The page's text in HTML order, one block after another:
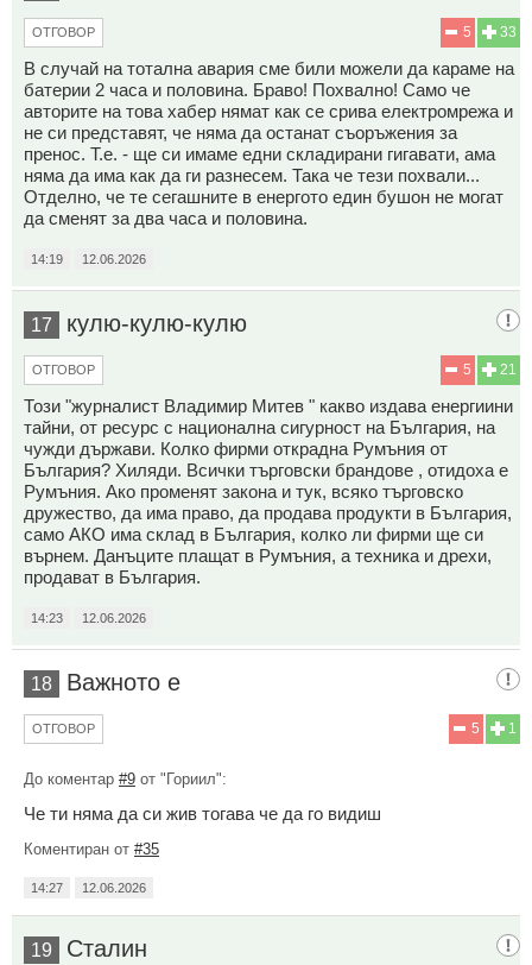
33
5
ОТГОВОР
В случай на тотална авария сме били можели да караме на
батерии 2 часа и половина. Браво! Похвално! Само че
авторите на това хабер нямат как се срива електромрежа и
не си представят, че няма да останат съоръжения за
пренос. Т.е. - ще си имаме едни складирани гигавати, ама
няма да има как да ги разнесем. Така че тези похвали...
Отделно, че те сегашните в енергото един бушон не могат
да сменят за два часа и половина.
14:19 12.06.2026
17 кулю-кулю-кулю
21
5
ОТГОВОР
Този "журналист Владимир Митев " какво издава енергиини
тайни, от ресурс с национална сигурност на България, на
чужди държави. Колко фирми открадна Румъния от
България? Хиляди. Всички търговски брандове , отидоха е
Румъния. Ако променят закона и тук, всяко търговско
дружество, да има право, да продава продукти в България,
само АКО има склад в България, колко ли фирми ще си
върнем. Данъците плащат в Румъния, а техника и дрехи,
продават в България.
14:23 12.06.2026
18 Важното е
1
5
ОТГОВОР
До коментар #9 от "Гориил":
Че ти няма да си жив тогава че да го видиш
Коментиран от #35
14:27 12.06.2026
19 Сталин